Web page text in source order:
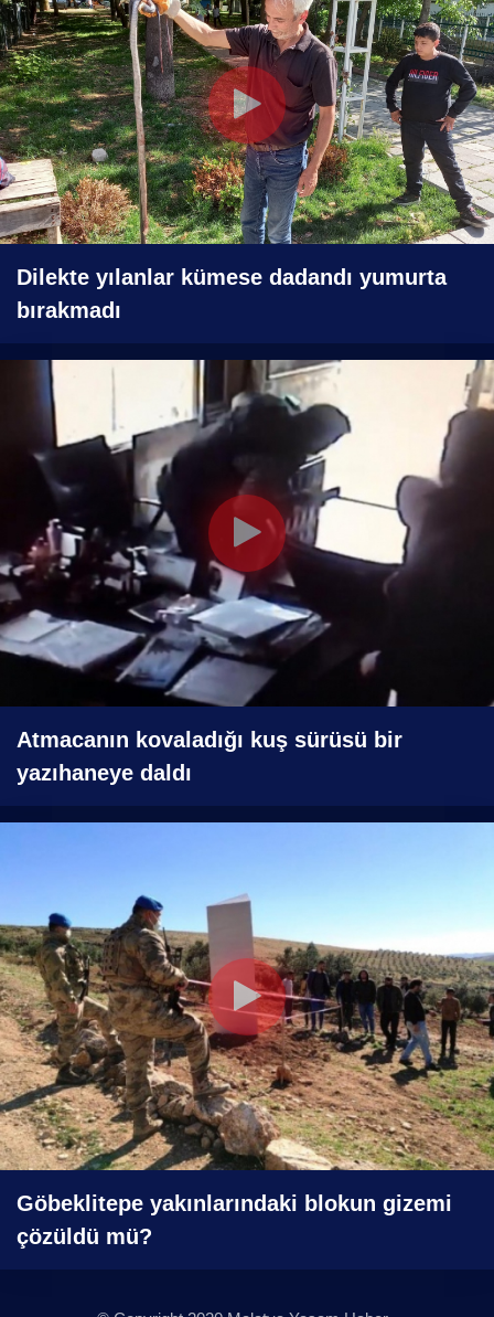
Dilekte yılanlar kümese dadandı yumurta
bırakmadı
Atmacanın kovaladığı kuş sürüsü bir
yazıhaneye daldı
Göbeklitepe yakınlarındaki blokun gizemi
çözüldü mü?